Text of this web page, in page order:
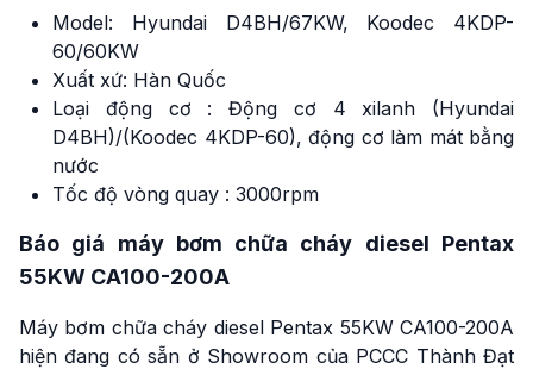
Model: Hyundai D4BH/67KW, Koodec 4KDP-
60/60KW
Xuất xứ: Hàn Quốc
Loại động cơ : Động cơ 4 xilanh (Hyundai
D4BH)/(Koodec 4KDP-60), động cơ làm mát bằng
nước
Tốc độ vòng quay : 3000rpm
Báo giá máy bơm chữa cháy diesel Pentax
55KW CA100-200A
Máy bơm chữa cháy diesel Pentax 55KW CA100-200A
hiện đang có sẵn ở Showroom của PCCC Thành Đạt